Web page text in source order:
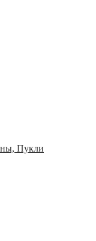
Пукли